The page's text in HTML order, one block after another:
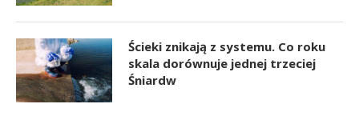
Ścieki znikają z systemu. Co roku
skala dorównuje jednej trzeciej
Śniardw